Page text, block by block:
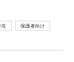
生 保護者向け